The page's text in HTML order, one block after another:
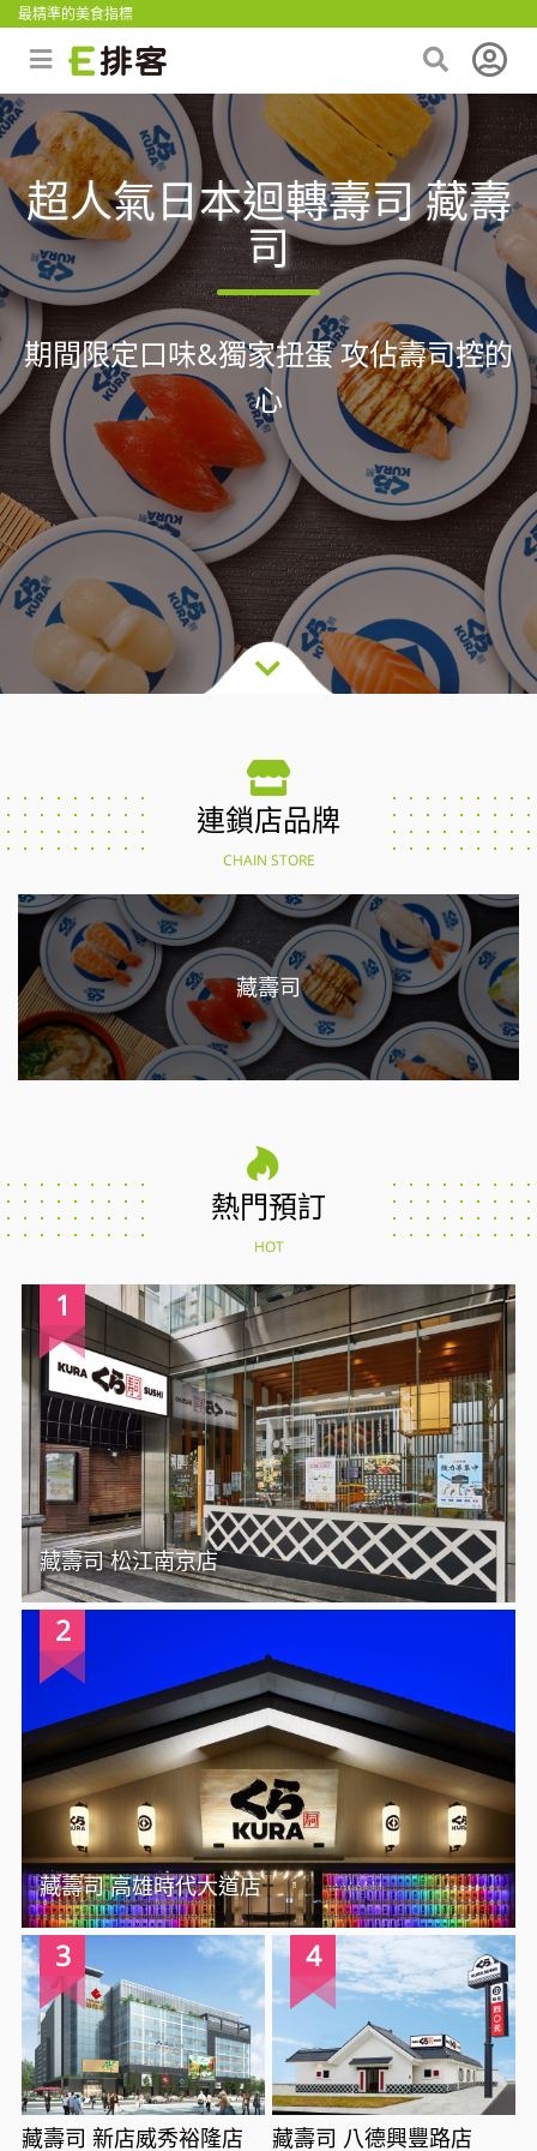
最精準的美食指標
超人氣日本迴轉壽司 藏壽
司
期間限定口味&獨家扭蛋 攻佔壽司控的
心
連鎖店品牌
CHAIN STORE
藏壽司
熱門預訂
HOT
1
藏壽司 松江南京店
2
藏壽司 高雄時代大道店
3
藏壽司 新店威秀裕隆店
4
藏壽司 八德興豐路店